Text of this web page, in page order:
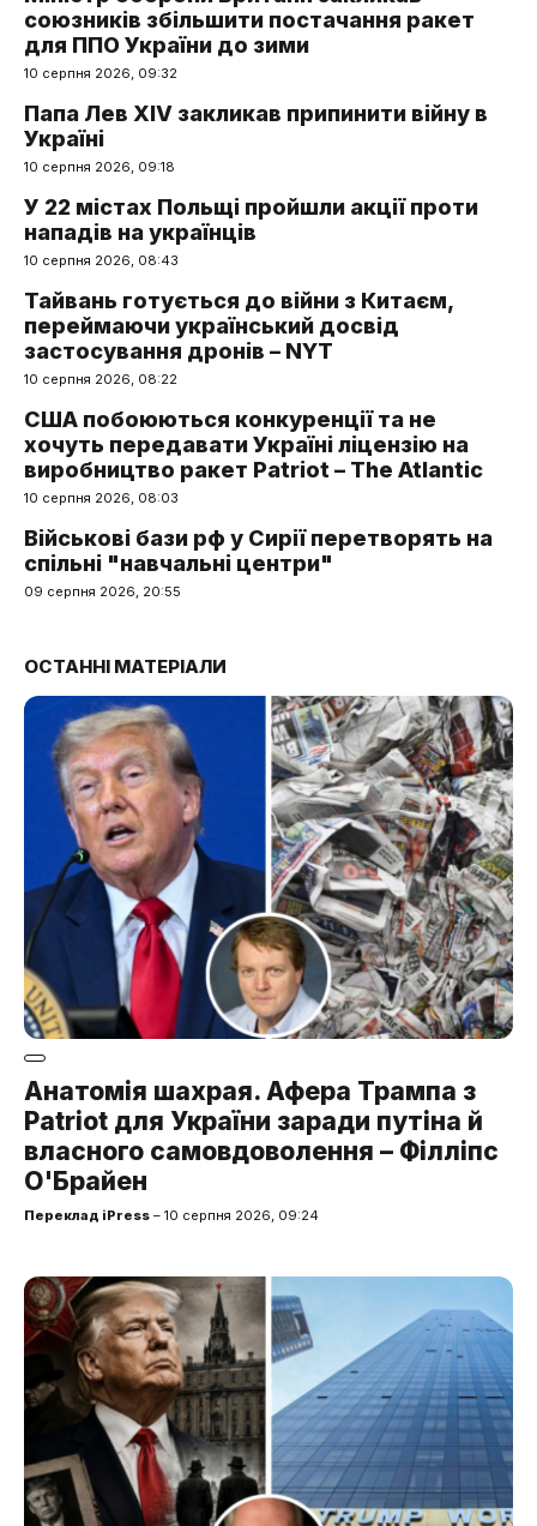
союзників збільшити постачання ракет
для ППО України до зими
10 серпня 2026, 09:32
Папа Лев XIV закликав припинити війну в
Україні
10 серпня 2026, 09:18
У 22 містах Польщі пройшли акції проти
нападів на українців
10 серпня 2026, 08:43
Тайвань готується до війни з Китаєм,
переймаючи український досвід
застосування дронів – NYT
10 серпня 2026, 08:22
США побоюються конкуренції та не
хочуть передавати Україні ліцензію на
виробництво ракет Patriot – The Atlantic
10 серпня 2026, 08:03
Військові бази рф у Сирії перетворять на
спільні "навчальні центри"
09 серпня 2026, 20:55
ОСТАННІ МАТЕРІАЛИ
Анатомія шахрая. Афера Трампа з
Patriot для України заради путіна й
власного самовдоволення – Філліпс
О'Брайен
Переклад iPress – 10 серпня 2026, 09:24